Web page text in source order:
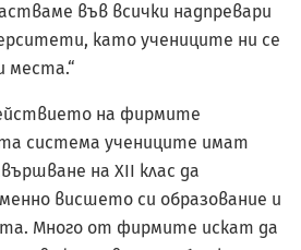
във всички надпревари
като учениците ни се
места.“
на фирмите
система учениците имат
на XII клас да
вис­шето си образование и
Много от фирмите искат да